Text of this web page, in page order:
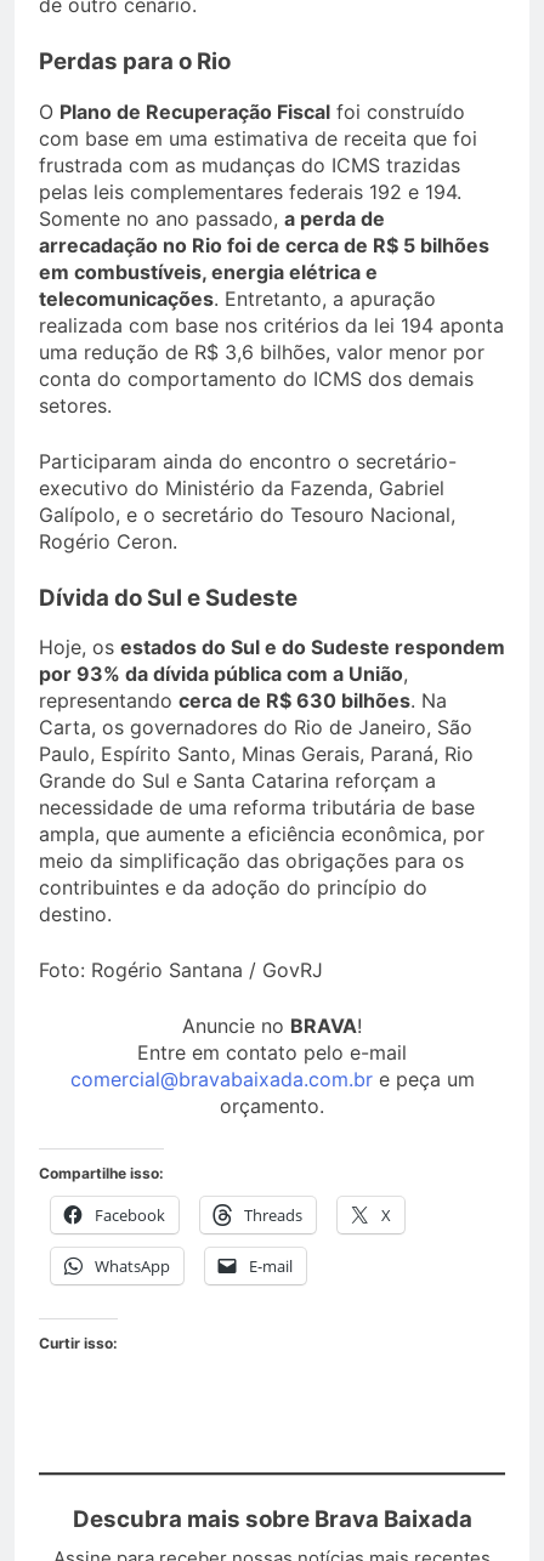
de outro cenário.
Perdas para o Rio
O Plano de Recuperação Fiscal foi construído
com base em uma estimativa de receita que foi
frustrada com as mudanças do ICMS trazidas
pelas leis complementares federais 192 e 194.
Somente no ano passado, a perda de
arrecadação no Rio foi de cerca de R$ 5 bilhões
em combustíveis, energia elétrica e
telecomunicações. Entretanto, a apuração
realizada com base nos critérios da lei 194 aponta
uma redução de R$ 3,6 bilhões, valor menor por
conta do comportamento do ICMS dos demais
setores.
Participaram ainda do encontro o secretário-
executivo do Ministério da Fazenda, Gabriel
Galípolo, e o secretário do Tesouro Nacional,
Rogério Ceron.
Dívida do Sul e Sudeste
Hoje, os estados do Sul e do Sudeste respondem
por 93% da dívida pública com a União,
representando cerca de R$ 630 bilhões. Na
Carta, os governadores do Rio de Janeiro, São
Paulo, Espírito Santo, Minas Gerais, Paraná, Rio
Grande do Sul e Santa Catarina reforçam a
necessidade de uma reforma tributária de base
ampla, que aumente a eficiência econômica, por
meio da simplificação das obrigações para os
contribuintes e da adoção do princípio do
destino.
Foto: Rogério Santana / GovRJ
Anuncie no BRAVA!
Entre em contato pelo e-mail
comercial@bravabaixada.com.bre peça um
orçamento.
Compartilhe isso:
Facebook Threads X
WhatsApp E-mail
Curtir isso:
Descubra mais sobre Brava Baixada